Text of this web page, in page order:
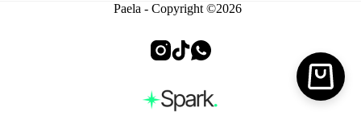
Paela - Copyright ©2026